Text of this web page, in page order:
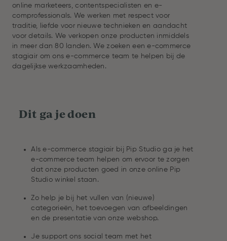
online marketeers, contentspecialisten en e-
comprofessionals. We werken met respect voor
traditie, liefde voor nieuwe technieken en aandacht
voor details. We verkopen onze producten inmiddels
in meer dan 80 landen. We zoeken een e-commerce
stagiair om ons e-commerce team te helpen bij de
dagelijkse werkzaamheden.
Dit ga je doen
Als e-commerce stagiair bij Pip Studio ga je het
e-commerce team helpen om ervoor te zorgen
dat onze producten goed in onze online Pip
Studio winkel staan.
Zo help je bij het vullen van (nieuwe)
categorieën, het toevoegen van afbeeldingen
en de presentatie van onze webshop.
Je support ons social team met het